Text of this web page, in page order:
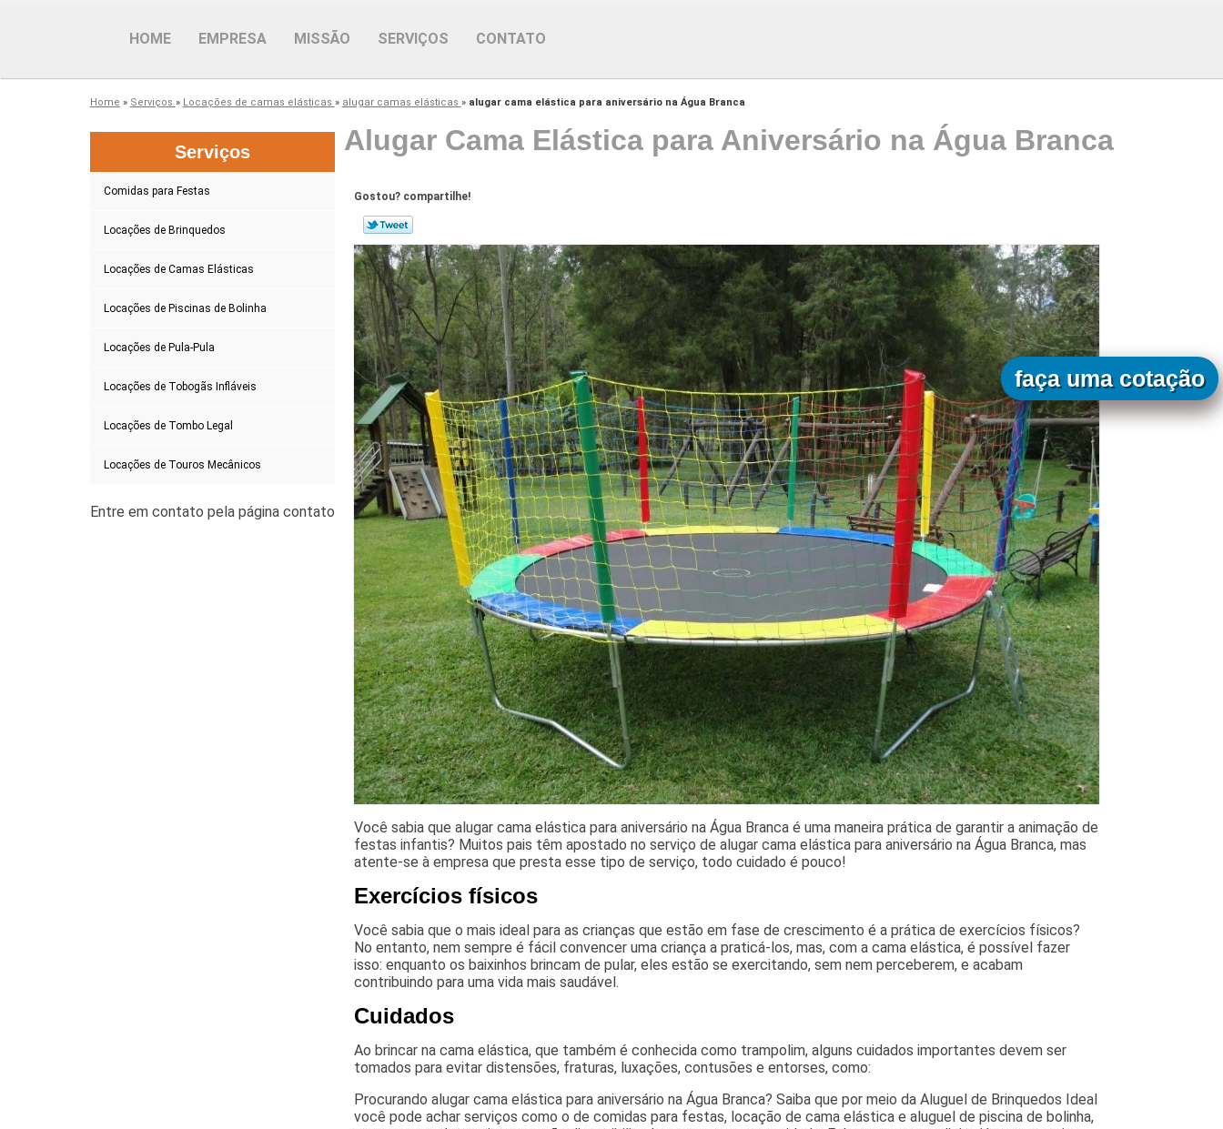
HOME EMPRESA MISSÃO SERVIÇOS CONTATO
Home » Serviços » Locações de camas elásticas » alugar camas elásticas » alugar cama elástica para aniversário na Água Branca
Serviços
Comidas para Festas
Locações de Brinquedos
Locações de Camas Elásticas
Locações de Piscinas de Bolinha
Locações de Pula-Pula
Locações de Tobogãs Infláveis
Locações de Tombo Legal
Locações de Touros Mecânicos
Alugar Cama Elástica para Aniversário na Água Branca
Gostou? compartilhe!
Você sabia que alugar cama elástica para aniversário na Água Branca é uma maneira prática de garantir a animação de
festas infantis? Muitos pais têm apostado no serviço de alugar cama elástica para aniversário na Água Branca, mas
atente-se à empresa que presta esse tipo de serviço, todo cuidado é pouco!
Exercícios físicos
Você sabia que o mais ideal para as crianças que estão em fase de crescimento é a prática de exercícios físicos?
No entanto, nem sempre é fácil convencer uma criança a praticá-los, mas, com a cama elástica, é possível fazer
isso: enquanto os baixinhos brincam de pular, eles estão se exercitando, sem nem perceberem, e acabam
contribuindo para uma vida mais saudável.
Cuidados
Ao brincar na cama elástica, que também é conhecida como trampolim, alguns cuidados importantes devem ser
tomados para evitar distensões, fraturas, luxações, contusões e entorses, como:
Procurando alugar cama elástica para aniversário na Água Branca? Saiba que por meio da Aluguel de Brinquedos Ideal
você pode achar serviços como o de comidas para festas, locação de cama elástica e aluguel de piscina de bolinha,
faça uma cotação